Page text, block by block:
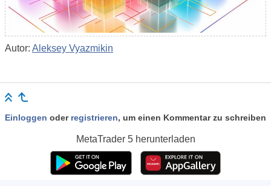
Autor: Aleksey Vyazmikin
Einloggen oder registrieren, um einen Kommentar zu schreiben
MetaTrader 5herunterladen